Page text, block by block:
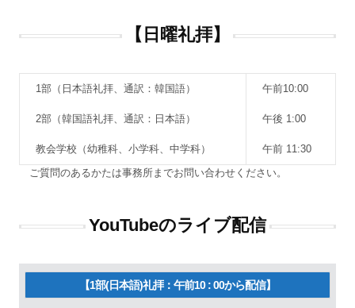
【日曜礼拝】
1部（日本語礼拝、通訳：韓国語） 午前10:00
2部（韓国語礼拝、通訳：日本語） 午後 1:00
教会学校（幼稚科、小学科、中学科）
午前 11:30
ご質問のあるかたは事務所までお問い合わせください。
YouTubeのライブ配信
【1部(日本語)礼拝：午前10 : 00から配信】